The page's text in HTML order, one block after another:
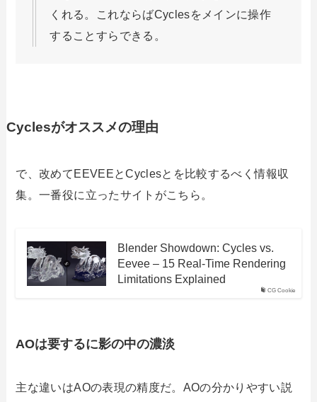
くれる。これならばCyclesをメインに操作
することすらできる。
Cyclesがオススメの理由
で、改めてEEVEEとCyclesとを比較するべく情報収
集。一番役に立ったサイトがこちら。
CG Cookie
Blender Showdown: Cycles vs.
Eevee – 15 Real-Time Rendering
Limitations Explained
AOは要するに影の中の濃淡
主な違いはAOの表現の精度だ。AOの分かりやすい説